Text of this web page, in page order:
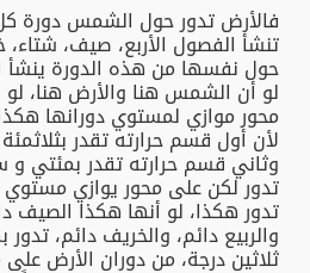
فالأرض تدور حول الشمس دورة
تنشأ الفصول الأربع، صيف، شتاء،
حول نفسها من هذه الدورة ينشأ
لو أن الشمس هنا والأرض هنا،
محور موازي لمستوي دورانها
لأن أول قسم حرارته تقدر
وثاني قسم حرارته تقدر بمئتي
تدور لكن على محور يوازي مستوي
تدور هكذا، لو أنها هكذا الصيف
والربيع دائم، والخريف دائم،
ثلاثين درجة، من دوران الأرض